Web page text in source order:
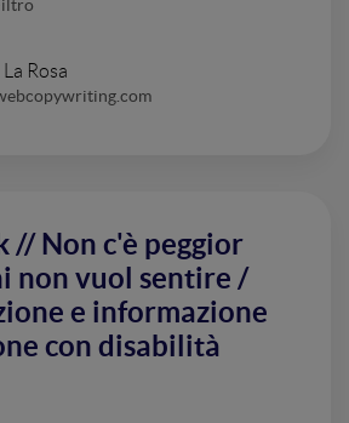
Rosa
// Non c'è peggior
non vuol sentire /
e informazione
con disabilità